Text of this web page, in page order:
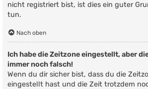
nicht registriert bist, ist dies ein guter
tun.
Nach oben
Ich habe die Zeitzone eingestellt, aber
immer noch falsch!
Wenn du dir sicher bist, dass du die
eingestellt hast und die Zeit trotzdem